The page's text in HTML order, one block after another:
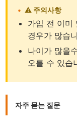
⚠️ 주의사항
가입 전 이미
경우가 많습
나이가 많을
오를 수 있습
자주 묻는 질문